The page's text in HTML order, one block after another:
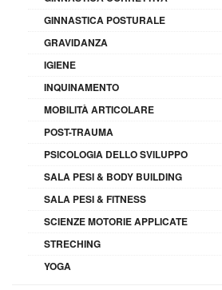
GINNASTICA POSTURALE
GRAVIDANZA
IGIENE
INQUINAMENTO
MOBILITÀ ARTICOLARE
POST-TRAUMA
PSICOLOGIA DELLO SVILUPPO
SALA PESI & BODY BUILDING
SALA PESI & FITNESS
SCIENZE MOTORIE APPLICATE
STRECHING
YOGA